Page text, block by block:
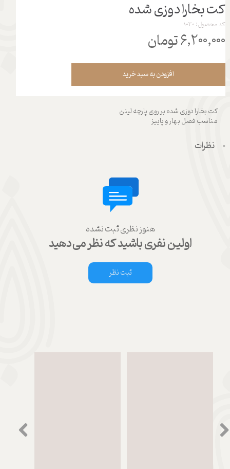
کت بخارا دوزی شده
کد محصول: 1020
۶,۲۰۰,۰۰۰ تومان
افزودن به سبد خرید
کت بخارا دوزی شده بر روی پارچه لینن
مناسب فصل بهار و پاییز
نظرات
هنوز نظری ثبت نشده
اولین نفری باشید که نظر می‌دهید
ثبت نظر